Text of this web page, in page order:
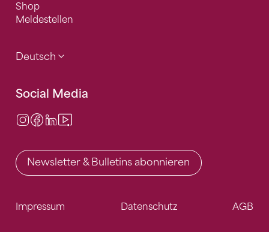
Shop
Meldestellen
Deutsch
Social Media
Instagram
Facebook
LinkedIn
Newsletter & Bulletins abonnieren
Impressum Datenschutz AGB